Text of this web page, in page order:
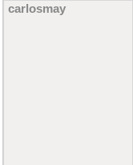
carlosmay